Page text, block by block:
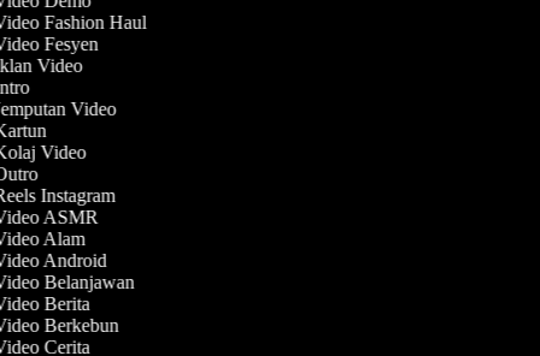
Fashion Haul
Fesyen
Video
Video
Video
Instagram
ASMR
Alam
Android
Belanjawan
Berita
Berkebun
Cerita